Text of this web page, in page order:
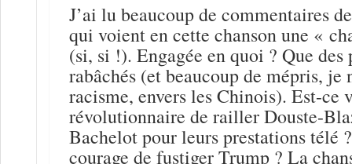
J’ai lu beaucoup de commentaires
qui voient en cette chanson une «
(si, si !). Engagée en quoi ? Que
rabâchés (et beaucoup de mépris, je
racisme, envers les Chinois). Est-ce
révolutionnaire de railler Douste-
Bachelot pour leurs prestations télé
courage de fustiger Trump ? La